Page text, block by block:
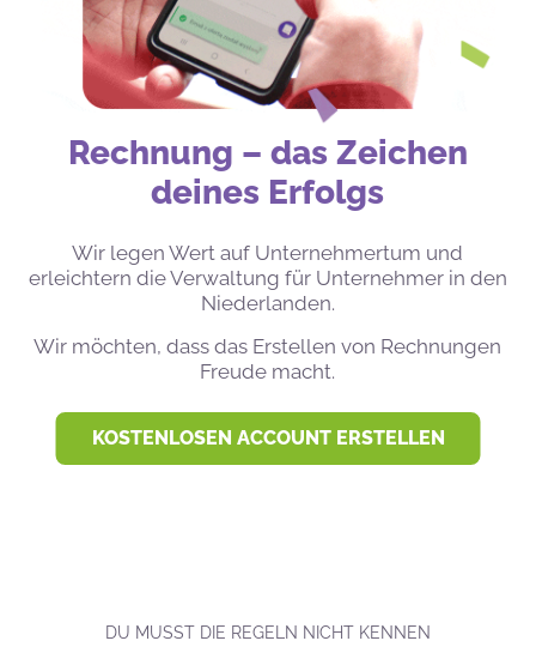
Rechnung – das Zeichen
deines Erfolgs
Wir legen Wert auf Unternehmertum und
erleichtern die Verwaltung für Unternehmer in den
Niederlanden.
Wir möchten, dass das Erstellen von Rechnungen
Freude macht.
KOSTENLOSEN ACCOUNT ERSTELLEN
DU MUSST DIE REGELN NICHT KENNEN